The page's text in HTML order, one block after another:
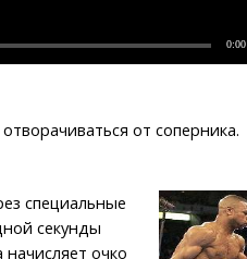
0:00
от соперника.
специальные
секунды
очко